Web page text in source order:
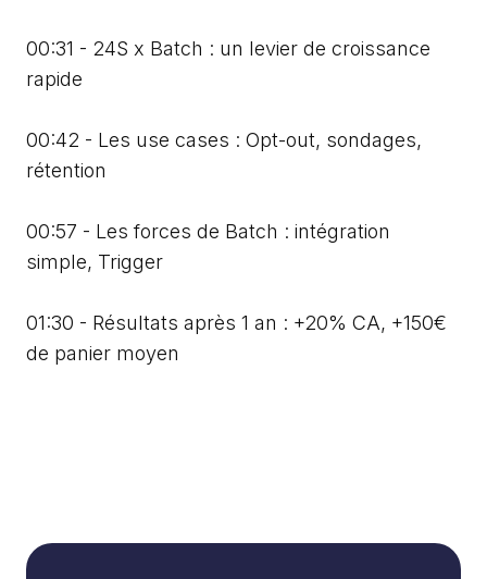
00:31 - 24S x Batch : un levier de croissance
rapide
00:42 - Les use cases : Opt-out, sondages,
rétention
00:57 - Les forces de Batch : intégration
simple, Trigger
01:30 - Résultats après 1 an : +20% CA, +150€
de panier moyen